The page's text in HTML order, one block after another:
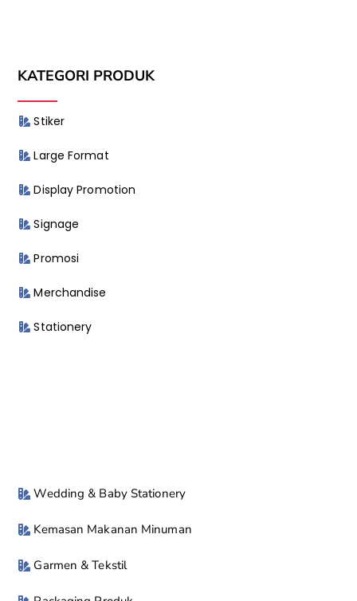
KATEGORI PRODUK
Stiker
Large Format
Display Promotion
Signage
Promosi
Merchandise
Stationery
Wedding & Baby Stationery
Kemasan Makanan Minuman
Garmen & Tekstil